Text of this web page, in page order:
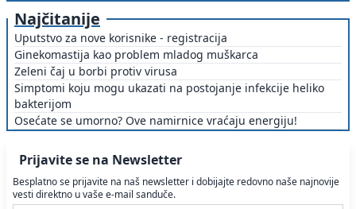
Najčitanije
Uputstvo za nove korisnike - registracija
Ginekomastija kao problem mladog muškarca
Zeleni čaj u borbi protiv virusa
Simptomi koju mogu ukazati na postojanje infekcije heliko
bakterijom
Osećate se umorno? Ove namirnice vraćaju energiju!
Prijavite se na Newsletter
Besplatno se prijavite na naš newsletter i dobijajte redovno naše najnovije
vesti direktno u vaše e-mail sanduče.